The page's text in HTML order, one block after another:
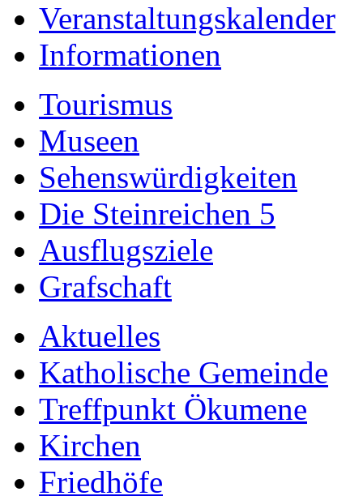
Veranstaltungskalender
Informationen
Tourismus
Museen
Sehenswürdigkeiten
Die Steinreichen 5
Ausflugsziele
Grafschaft
Aktuelles
Katholische Gemeinde
Treffpunkt Ökumene
Kirchen
Friedhöfe